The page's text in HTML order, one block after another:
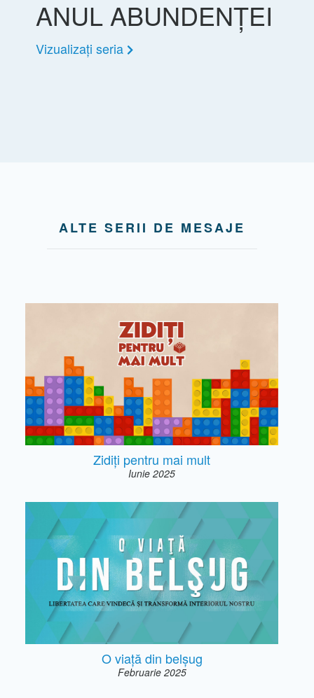
ANUL ABUNDENȚEI
Vizualizați seria
ALTE SERII DE MESAJE
Zidiți pentru mai mult
Iunie 2025
O viață din belșug
Februarie 2025